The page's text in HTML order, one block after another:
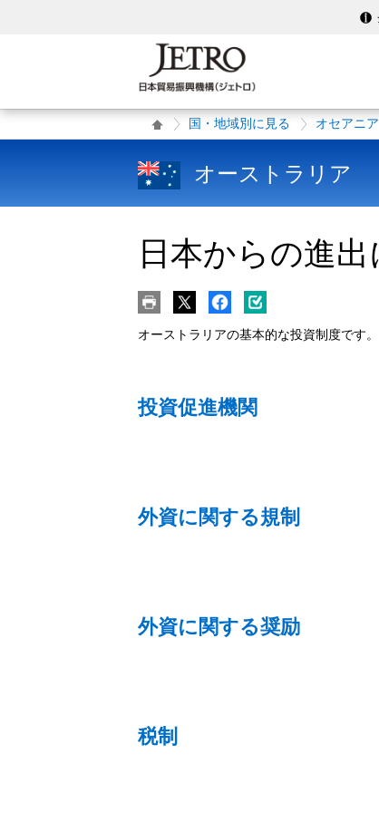
国・地域別に見る オセアニア
オーストラリア
日本からの進
オーストラリアの基本的な投資制度です。
投資促進機関
外資に関する規制
外資に関する奨励
税制